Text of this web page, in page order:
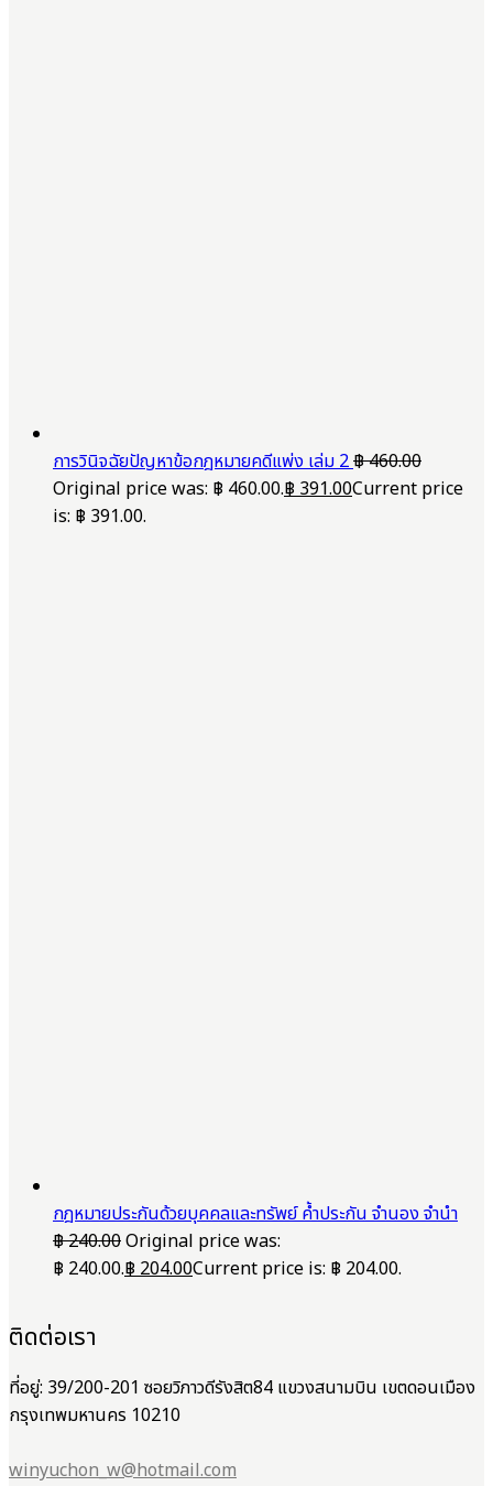
การวินิจฉัยปัญหาข้อกฎหมายคดีแพ่ง เล่ม 2฿460.00
Original price was: ฿ 460.00.฿391.00Current price
is: ฿ 391.00.
กฎหมายประกันด้วยบุคคลและทรัพย์ ค้ำประกัน จำนอง จำนำ
฿240.00Original price was:
฿ 240.00.฿204.00Current price is: ฿ 204.00.
ติดต่อเรา
ที่อยู่: 39/200-201 ซอยวิภาวดีรังสิต84 แขวงสนามบิน เขตดอนเมือง
กรุงเทพมหานคร 10210
winyuchon_w@hotmail.com